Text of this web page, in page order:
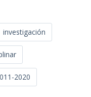
investigación
2020